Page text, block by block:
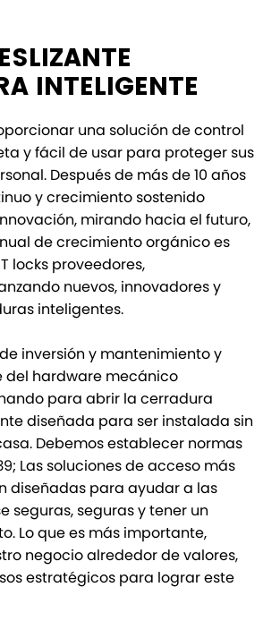
INTELIGENTE
una solución de control
y fácil de usar para proteger sus
Después de más de 10 años
y crecimiento sostenido
mirando hacia el futuro,
de crecimiento orgánico es
locks proveedores,
nuevos, innovadores y
inteligentes.
inversión y mantenimiento y
del hardware mecánico
para abrir la cerradura
diseñada para ser instalada sin
Debemos establecer normas
Las soluciones de acceso más
diseñadas para ayudar a las
seguras, seguras y tener un
Lo que es más importante,
negocio alrededor de valores,
estratégicos para lograr este